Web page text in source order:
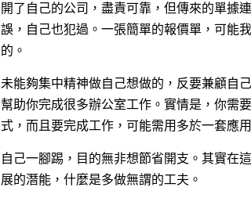
開了自己的公司，盡責可靠，但傳來的單據
誤，自己也犯過。一張簡單的報價單，可能
的。
未能夠集中精神做自己想做的，反要兼顧自
幫助你完成很多辦公室工作。實情是，你需
式，而且要完成工作，可能需用多於一套應
自己一腳踢，目的無非想節省開支。其實在
展的潛能，什麼是多做無謂的工夫。